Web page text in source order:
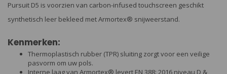
Pursuit D5 is voorzien van carbon-infused touchscreen geschikt
synthetisch leer bekleed met Armortex® snijweerstand.
Kenmerken:
Thermoplastisch rubber (TPR) sluiting zorgt voor een veilige
pasvorm om uw pols.
Interne laag van Armortex® levert EN 388: 2016 niveau D &